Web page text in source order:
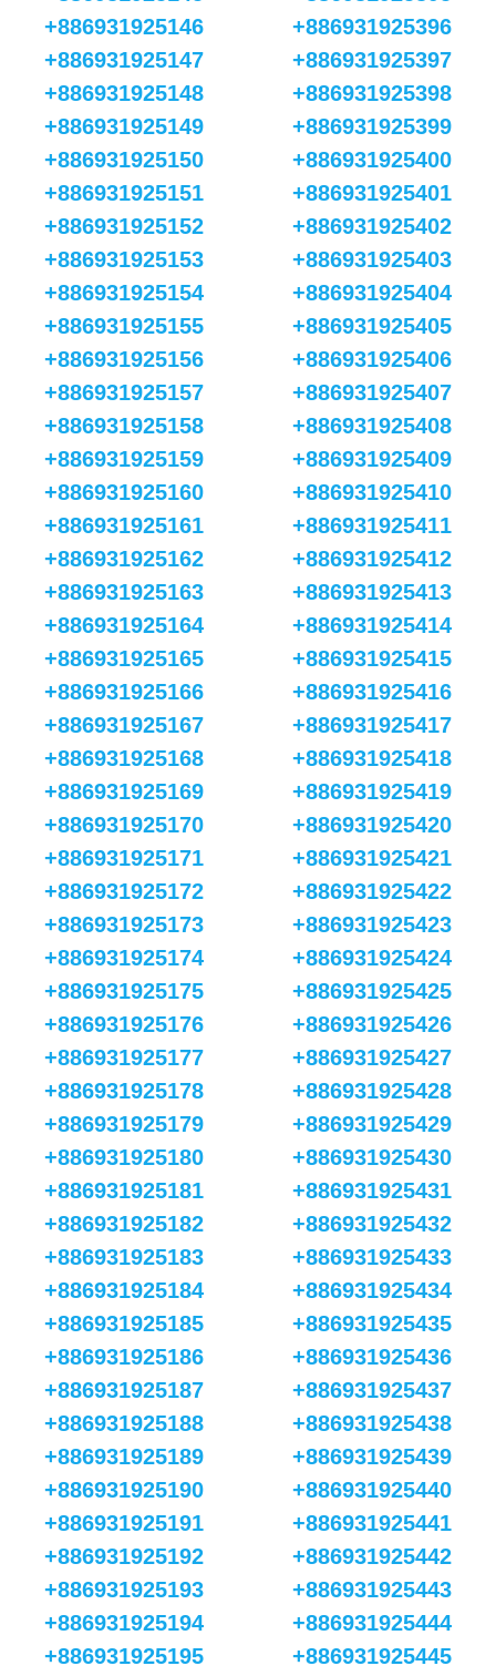
+886931925146
+886931925147
+886931925148
+886931925149
+886931925150
+886931925151
+886931925152
+886931925153
+886931925154
+886931925155
+886931925156
+886931925157
+886931925158
+886931925159
+886931925160
+886931925161
+886931925162
+886931925163
+886931925164
+886931925165
+886931925166
+886931925167
+886931925168
+886931925169
+886931925170
+886931925171
+886931925172
+886931925173
+886931925174
+886931925175
+886931925176
+886931925177
+886931925178
+886931925179
+886931925180
+886931925181
+886931925182
+886931925183
+886931925184
+886931925185
+886931925186
+886931925187
+886931925188
+886931925189
+886931925190
+886931925191
+886931925192
+886931925193
+886931925194
+886931925195
+886931925396
+886931925397
+886931925398
+886931925399
+886931925400
+886931925401
+886931925402
+886931925403
+886931925404
+886931925405
+886931925406
+886931925407
+886931925408
+886931925409
+886931925410
+886931925411
+886931925412
+886931925413
+886931925414
+886931925415
+886931925416
+886931925417
+886931925418
+886931925419
+886931925420
+886931925421
+886931925422
+886931925423
+886931925424
+886931925425
+886931925426
+886931925427
+886931925428
+886931925429
+886931925430
+886931925431
+886931925432
+886931925433
+886931925434
+886931925435
+886931925436
+886931925437
+886931925438
+886931925439
+886931925440
+886931925441
+886931925442
+886931925443
+886931925444
+886931925445